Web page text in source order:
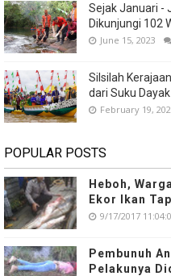
Sejak Januari -
Dikunjungi 102
June 15, 2023
Silsilah
dari Suku Dayak
February 19,
POPULAR POSTS
Heboh,
Ekor Ikan
9/17/2017
Pembunuh
Pelakunya